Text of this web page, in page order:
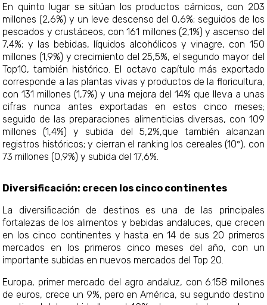
En quinto lugar se sitúan los productos cárnicos, con 203
millones (2,6%) y un leve descenso del 0,6%; seguidos de los
pescados y crustáceos, con 161 millones (2,1%) y ascenso del
7,4%; y las bebidas, líquidos alcohólicos y vinagre, con 150
millones (1,9%) y crecimiento del 25,5%, el segundo mayor del
Top10, también histórico. El octavo capítulo más exportado
corresponde a las plantas vivas y productos de la floricultura,
con 131 millones (1,7%) y una mejora del 14% que lleva a unas
cifras nunca antes exportadas en estos cinco meses;
seguido de las preparaciones alimenticias diversas, con 109
millones (1,4%) y subida del 5,2%,que también alcanzan
registros históricos; y cierran el ranking los cereales (10º), con
73 millones (0,9%) y subida del 17,6%.
Diversificación: crecen los cinco continentes
La diversificación de destinos es una de las principales
fortalezas de los alimentos y bebidas andaluces, que crecen
en los cinco continentes y hasta en 14 de sus 20 primeros
mercados en los primeros cinco meses del año, con un
importante subidas en nuevos mercados del Top 20.
Europa, primer mercado del agro andaluz, con 6.158 millones
de euros, crece un 9%, pero en América, su segundo destino